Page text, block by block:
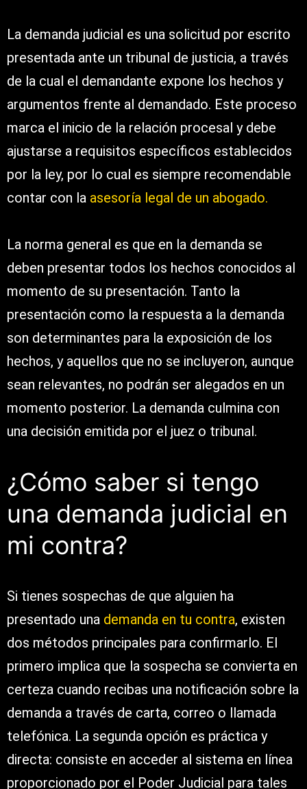
La demanda judicial es una solicitud por escrito
presentada ante un tribunal de justicia, a través
de la cual el demandante expone los hechos y
argumentos frente al demandado. Este proceso
marca el inicio de la relación procesal y debe
ajustarse a requisitos específicos establecidos
por la ley, por lo cual es siempre recomendable
contar con la asesoría legal de un abogado.
La norma general es que en la demanda se
deben presentar todos los hechos conocidos al
momento de su presentación. Tanto la
presentación como la respuesta a la demanda
son determinantes para la exposición de los
hechos, y aquellos que no se incluyeron, aunque
sean relevantes, no podrán ser alegados en un
momento posterior. La demanda culmina con
una decisión emitida por el juez o tribunal.
¿Cómo saber si tengo
una demanda judicial en
mi contra?
Si tienes sospechas de que alguien ha
presentado una demanda en tu contra, existen
dos métodos principales para confirmarlo. El
primero implica que la sospecha se convierta en
certeza cuando recibas una notificación sobre la
demanda a través de carta, correo o llamada
telefónica. La segunda opción es práctica y
directa: consiste en acceder al sistema en línea
proporcionado por el Poder Judicial para tales